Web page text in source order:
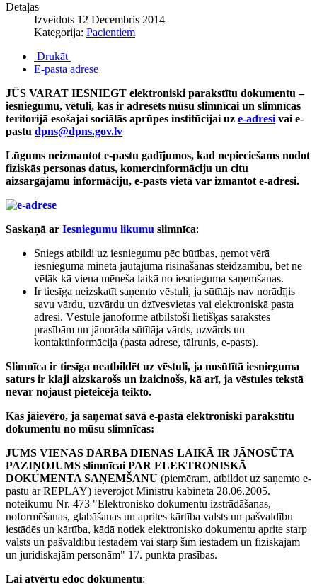
Detaļas
Izveidots 12 Decembris 2014
Kategorija: Pacientiem
Drukāt
E-pasta adrese
JŪS VARAT IESNIEGT elektroniski parakstītu dokumentu –
iesniegumu, vētuli, kas ir adresēts mūsu slimnīcai un slimnīcas
teritorijā esošajai sociālās aprūpes institūcijai uz e-adresi vai e-
pastu dpns@dpns.gov.lv
Lūgums neizmantot e-pastu gadījumos, kad nepieciešams nodot
fiziskās personas datus, komercinformāciju un citu
aizsargājamu informāciju, e-pasts vietā var izmantot e-adresi.
Saskaņā ar Iesniegumu likumu slimnīca:
Sniegs atbildi uz iesniegumu pēc būtības, ņemot vērā
iesniegumā minētā jautājuma risināšanas steidzamību, bet ne
vēlāk kā viena mēneša laikā no iesnieguma saņemšanas.
Ir tiesīga neizskatīt saņemto vēstuli, ja sūtītājs nav norādījis
savu vārdu, uzvārdu un dzīvesvietas vai elektroniskā pasta
adresi. Vēstule jānoformē atbilstoši lietišķas sarakstes
prasībām un jānorāda sūtītāja vārds, uzvārds un
kontaktinformācija (pasta adrese, tālrunis, e-pasts).
Slimnīca ir tiesīga neatbildēt uz vēstuli, ja nosūtītā iesnieguma
saturs ir klaji aizskarošs un izaicinošs, kā arī, ja vēstules tekstā
nevar nojaust pieteicēja teikto.
Kas jāievēro, ja saņemat savā e-pastā elektroniski parakstītu
dokumentu no mūsu slimnīcas:
JUMS VIENAS DARBA DIENAS LAIKĀ IR JĀNOSŪTA
PAZIŅOJUMS slimnīcai PAR ELEKTRONISKĀ
DOKUMENTA SAŅEMŠANU (piemēram, atbildot uz saņemto e-
pastu ar REPLAY) ievērojot Ministru kabineta 28.06.2005.
noteikumu Nr. 473 "Elektronisko dokumentu izstrādāšanas,
noformēšanas, glabāšanas un aprites kārtība valsts un pašvaldību
iestādēs un kārtība, kādā notiek elektronisko dokumentu aprite starp
valsts un pašvaldību iestādēm vai starp šīm iestādēm un fiziskajām
un juridiskajām personām" 17. punkta prasības.
Lai atvērtu edoc dokumentu: